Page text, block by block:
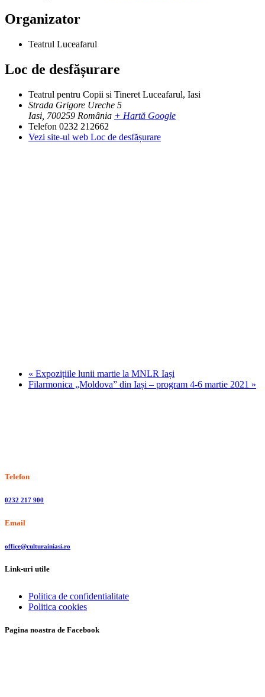
Organizator
Teatrul Luceafarul
Loc de desfășurare
Teatrul pentru Copii si Tineret Luceafarul, Iasi
Strada Grigore Ureche 5
Iasi 700259 România + Hartă Google
Telefon 0232 212662
Vezi site-ul web Loc de desfășurare
« Expozițiile lunii martie la MNLR Iași
Filarmonica „Moldova” din Iași – program 4-6 martie 2021 »
Telefon
0232 217 900
Email
office@culturainiasi.ro
Link-uri utile
Politica de confidentialitate
Politica cookies
Pagina noastra de Facebook